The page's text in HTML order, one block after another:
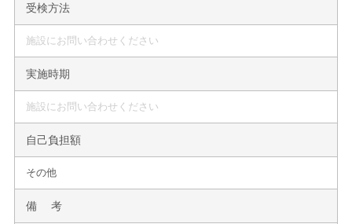
受検方法
施設にお問い合わせください
実施時期
施設にお問い合わせください
自己負担額
その他
備 考